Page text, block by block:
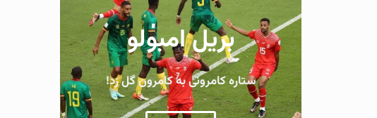
بریل امبولو
ستاره کامرونی به کامرون گل زد!